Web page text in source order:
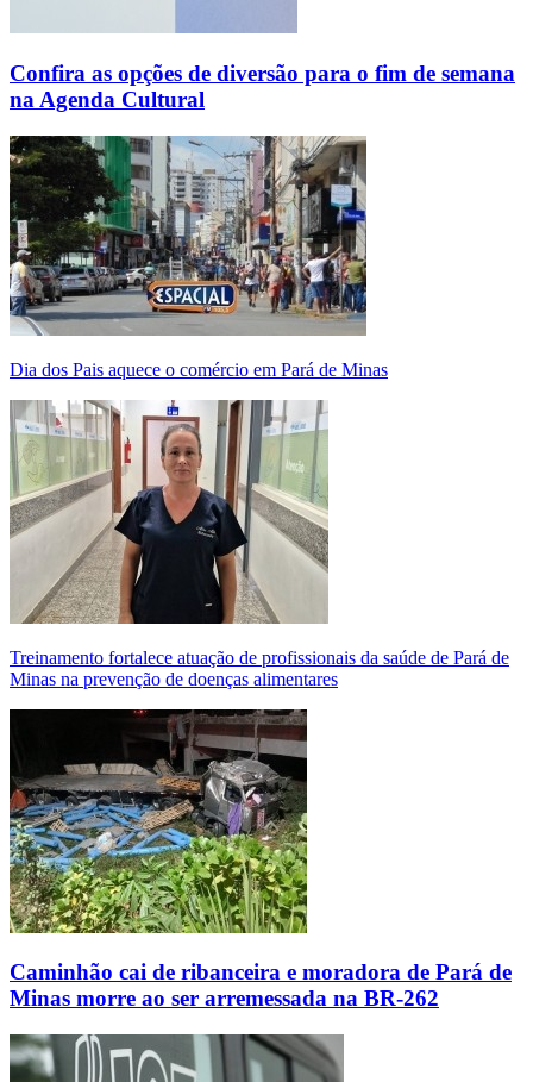
Confira as opções de diversão para o fim de semana
na Agenda Cultural
Dia dos Pais aquece o comércio em Pará de Minas
Treinamento fortalece atuação de profissionais da saúde de Pará de
Minas na prevenção de doenças alimentares
Caminhão cai de ribanceira e moradora de Pará de
Minas morre ao ser arremessada na BR-262